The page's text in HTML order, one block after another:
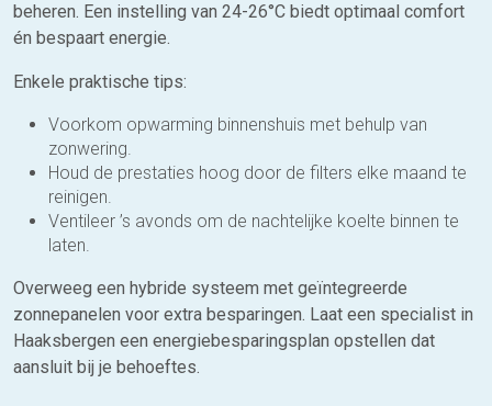
beheren. Een instelling van 24-26°C biedt optimaal comfort
én bespaart energie.
Enkele praktische tips:
Voorkom opwarming binnenshuis met behulp van
zonwering.
Houd de prestaties hoog door de filters elke maand te
reinigen.
Ventileer ’s avonds om de nachtelijke koelte binnen te
laten.
Overweeg een hybride systeem met geïntegreerde
zonnepanelen voor extra besparingen. Laat een specialist in
Haaksbergen een energiebesparingsplan opstellen dat
aansluit bij je behoeftes.